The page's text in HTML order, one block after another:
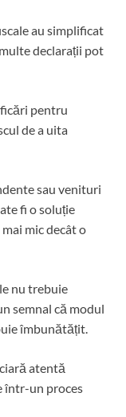
au simplificat
declarații pot
pentru
de a uita
sau venituri
fi o soluție
mic decât o
nu trebuie
semnal că modul
îmbunătățit.
atentă
într-un proces